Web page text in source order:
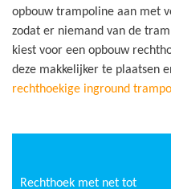
opbouw trampoline aan met
zodat er niemand van de
kiest voor een opbouw
deze makkelijker te plaatsen
rechthoekige inground
Rechthoek met net tot